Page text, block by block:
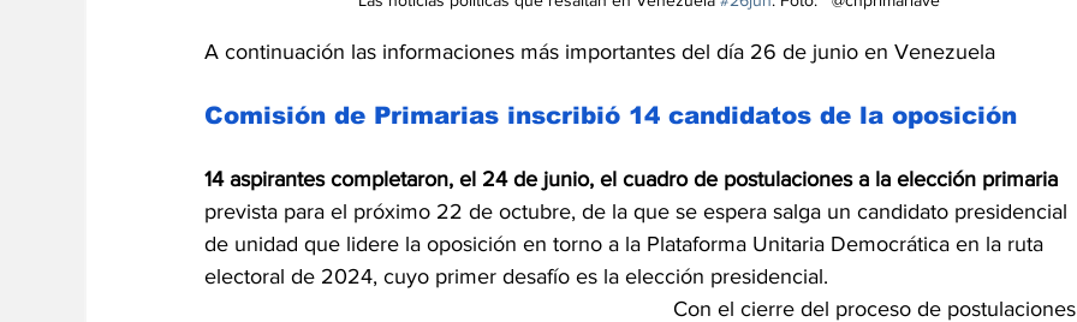
A continuación las informaciones más importantes del día 26 de junio en Venezuela
Comisión de Primarias inscribió 14 candidatos de la oposición
14 aspirantes completaron, el 24 de junio, el cuadro de postulaciones a la elección primaria
prevista para el próximo 22 de octubre, de la que se espera salga un candidato presidencial
de unidad que lidere la oposición en torno a la Plataforma Unitaria Democrática en la ruta
electoral de 2024, cuyo primer desafío es la elección presidencial.
Con el cierre del proceso de